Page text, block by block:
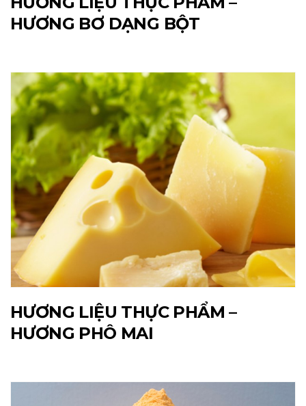
HƯƠNG BƠ DẠNG BỘT
HƯƠNG LIỆU THỰC PHẨM –
HƯƠNG PHÔ MAI